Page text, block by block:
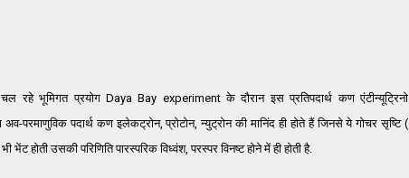
भूमिगत प्रयोग Daya Bay experiment के दौरान इस प्रतिपदार्थ कण एंटीन्यूट्रिनो
परमाणुविक पदार्थ कण इलेकट्रोन, प्रोटोन, न्युट्रोन की मानिंद ही होते हैं जिनसे ये गोचर सृष्टि (
होती उसकी परिणिति पारस्परिक विध्वंश, परस्पर विनष्ट होने में ही होती है.